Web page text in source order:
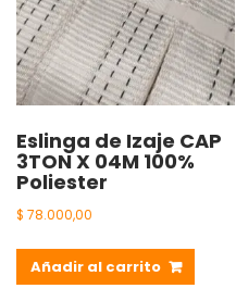
Eslinga de Izaje CAP
3TON X 04M 100%
Poliester
$ 78.000,00
Añadir al carrito